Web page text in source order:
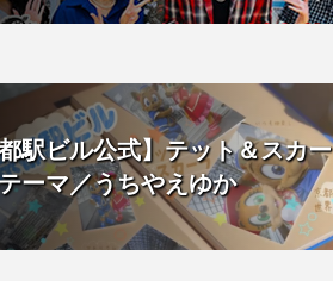
都駅ビル公式】テット＆スカー
ーマ／うちやえゆか